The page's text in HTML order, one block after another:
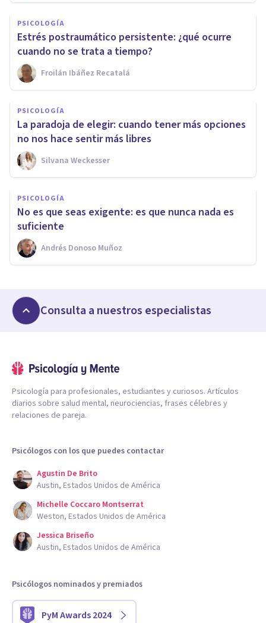
PSICOLOGÍA
Estrés postraumático persistente: ¿qué ocurre
cuando no se trata a tiempo?
Froilán Ibáñez Recatalá
PSICOLOGÍA
La paradoja de elegir: cuando tener más opciones
no nos hace sentir más libres
Silvana Weckesser
PSICOLOGÍA
No es que seas exigente: es que nunca nada es
suficiente
Andrés Donoso Muñoz
Consulta a nuestros especialistas
Psicología para profesionales, estudiantes y curiosos. Artículos
diarios sobre salud mental, neurociencias, frases célebres y
relaciones de pareja.
Psicólogos con los que puedes contactar
Agustin De Brito
Austin, Estados Unidos de América
Michelle Coccaro Montserrat
Weston, Estados Unidos de América
Jessica Briseño
Austin, Estados Unidos de América
Psicólogos nominados y premiados
PyM Awards 2024